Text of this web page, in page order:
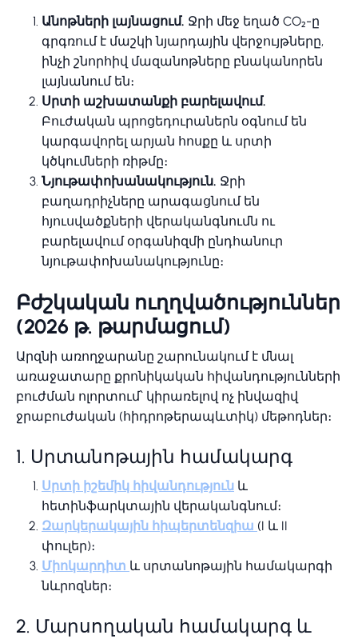
Անոթների լայնացում. Ջրի մեջ եղած CO₂-ը
գրգռում է մաշկի նյարդային վերջույթները,
ինչի շնորհիվ մազանոթները բնականորեն
լայնանում են։
Սրտի աշխատանքի բարելավում.
Բուժական պրոցեդուրաներն օգնում են
կարգավորել արյան հոսքը և սրտի
կծկումների ռիթմը։
Նյութափոխանակություն. Ջրի
բաղադրիչները արագացնում են
հյուսվածքների վերականգնումն ու
բարելավում օրգանիզմի ընդհանուր
նյութափոխանակությունը։
Բժշկական ուղղվածություններ
(2026 թ. թարմացում)
Արզնի առողջարանը շարունակում է մնալ
առաջատարը քրոնիկական հիվանդությունների
բուժման ոլորտում՝ կիրառելով ոչ ինվազիվ
ջրաբուժական (հիդրոթերապևտիկ) մեթոդներ։
1. Սրտանոթային համակարգ
Սրտի իշեմիկ հիվանդություն և
հետինֆարկտային վերականգնում։
Զարկերակային հիպերտենզիա (I և II
փուլեր)։
Միոկարդիտ և սրտանոթային համակարգի
նևրոզներ։
2. Մարսողական համակարգ և